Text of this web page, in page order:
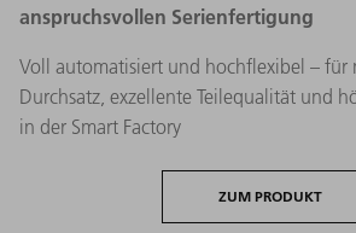
anspruchsvollen Serienfertigung​
Voll automatisiert und hochflexibel – für
Durchsatz, exzellente Teilequalität und
in der Smart Factory
ZUM PRODUKT